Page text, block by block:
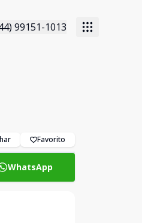
99151-1013
Favorito
WhatsApp